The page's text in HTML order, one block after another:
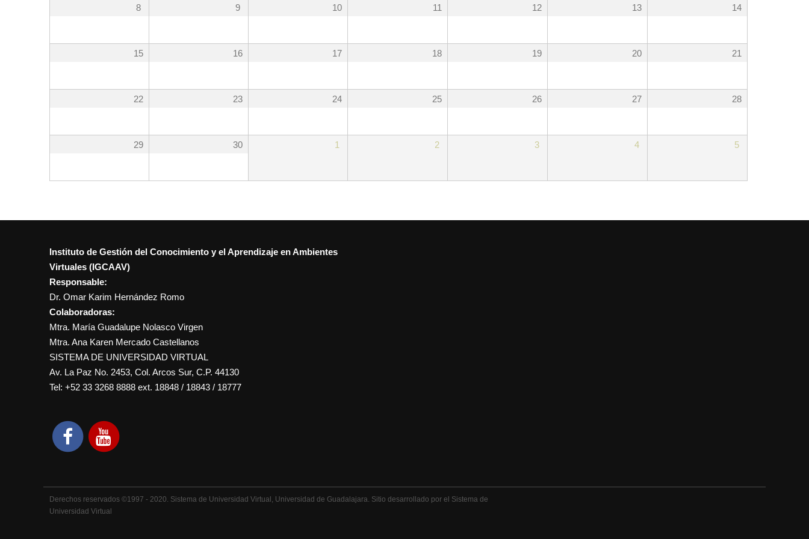
8 9 10 11 12 13 14
15 16 17 18 19 20 21
22 23 24 25 26 27 28
29 30 1 2 3 4 5
Instituto de Gestión del Conocimiento y el Aprendizaje en Ambientes
Virtuales (IGCAAV)
Responsable:
Dr. Omar Karim Hernández Romo
Colaboradoras:
Mtra. María Guadalupe Nolasco Virgen
Mtra. Ana Karen Mercado Castellanos
SISTEMA DE UNIVERSIDAD VIRTUAL
Av. La Paz No. 2453, Col. Arcos Sur, C.P. 44130
Tel: +52 33 3268 8888‏ ext. 18848 / 18843 / 18777
Derechos reservados ©1997 - 2020. Sistema de Universidad Virtual, Universidad de Guadalajara. Sitio desarrollado por el Sistema de
Universidad Virtual